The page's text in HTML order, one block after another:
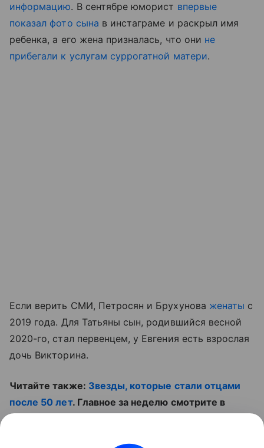
информацию. В сентябре юморист впервые
показал фото сына в инстаграме и раскрыл имя
ребенка, а его жена призналась, что они не
прибегали к услугам суррогатной матери.
Если верить СМИ, Петросян и Брухунова женаты с
2019 года. Для Татьяны сын, родившийся весной
2020-го, стал первенцем, у Евгения есть взрослая
дочь Викторина.
Читайте также: Звезды, которые стали отцами
после 50 лет. Главное за неделю смотрите в